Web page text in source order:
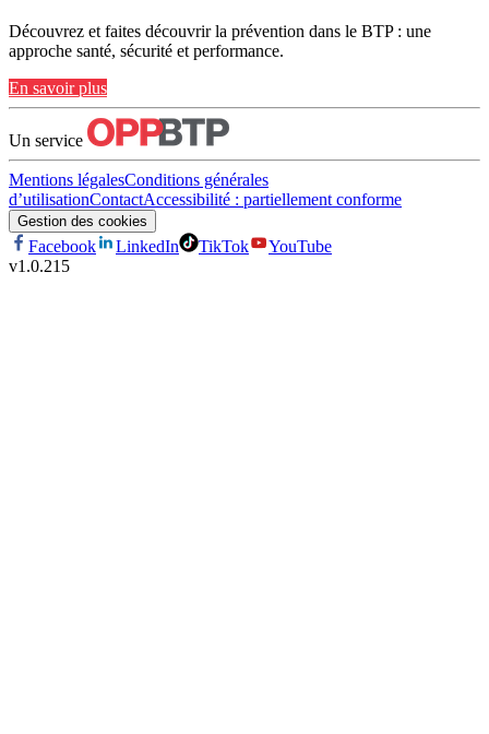
Découvrez et faites découvrir la prévention dans le BTP : une
approche santé, sécurité et performance.
En savoir plus
Un service
Mentions légalesConditions générales
d’utilisationContactAccessibilité : partiellement conforme
Gestion des cookies
Facebook LinkedIn TikTok
YouTube
v1.0.215